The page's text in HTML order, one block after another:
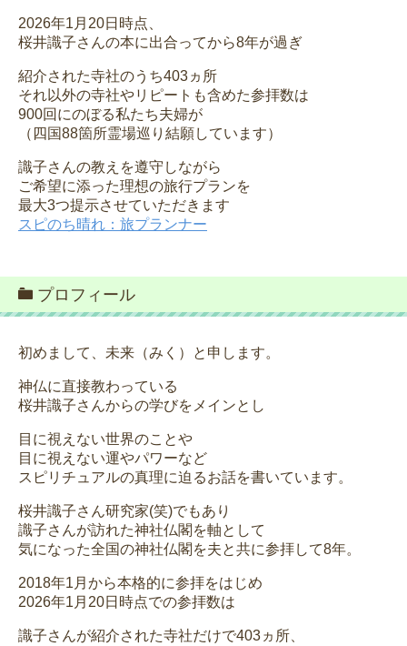
2026年1月20日時点、
桜井識子さんの本に出合ってから8年が過ぎ
紹介された寺社のうち403ヵ所
それ以外の寺社やリピートも含めた参拝数は
900回にのぼる私たち夫婦が
（四国88箇所霊場巡り結願しています）
識子さんの教えを遵守しながら
ご希望に添った理想の旅行プランを
最大3つ提示させていただきます
スピのち晴れ：旅プランナー
プロフィール
初めまして、未来（みく）と申します。
神仏に直接教わっている
桜井識子さんからの学びをメインとし
目に視えない世界のことや
目に視えない運やパワーなど
スピリチュアルの真理に迫るお話を書いています。
桜井識子さん研究家(笑)でもあり
識子さんが訪れた神社仏閣を軸として
気になった全国の神社仏閣を夫と共に参拝して8年。
2018年1月から本格的に参拝をはじめ
2026年1月20日時点での参拝数は
識子さんが紹介された寺社だけで403ヵ所、